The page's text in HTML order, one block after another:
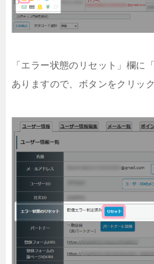
「エラー状態のリセット」欄に
ありますので、ボタンをクリック